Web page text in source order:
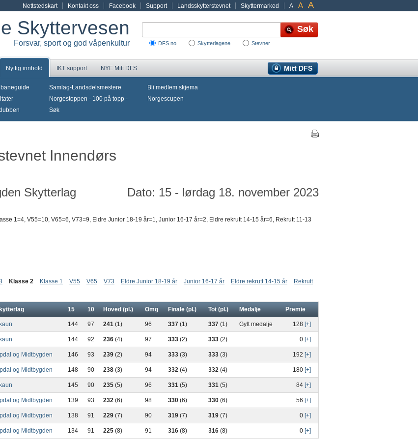
A A A
Nettstedskart Kontakt oss Facebook Support Landsskytterstevnet Skyttermarked
Skyttervesen
Forsvar, sport og god våpenkultur DFS.no Skytterlagene Stevner
Nyttig innhold IKT support Mitt DFS
NYE Mitt DFS
Samlag-Landsdelsmestere
Norgestoppen - 100 på topp -
Søk
Bli medlem skjema
Norgescupen
Innendørs
Skytterlag Dato: 15 - lørdag 18. november 2023
1=4, V55=10, V65=6, V73=9, Eldre Junior 18-19 år=1, Junior 16-17 år=2, Eldre rekrutt 14-15 år=6, Rekrutt 11-13
Klasse 2 Klasse 1 V55 V65 V73 Eldre Junior 18-19 år Junior 16-17 år Eldre rekrutt 14-15 år
Rekrutt
15 10 Hoved (pl.) Omg Finale (pl.) Tot (pl.) Medalje Premie
144 97 241 (1) 96 337 (1) 337 (1) Gylt medalje 128 [+]
144 92 236 (4) 97 333 (2) 333 (2) 0 [+]
og Midtbygden 146 93 239 (2) 94 333 (3) 333 (3) 192 [+]
og Midtbygden 148 90 238 (3) 94 332 (4) 332 (4) 180 [+]
145 90 235 (5) 96 331 (5) 331 (5) 84 [+]
og Midtbygden 139 93 232 (6) 98 330 (6) 330 (6) 56 [+]
og Midtbygden 138 91 229 (7) 90 319 (7) 319 (7) 0 [+]
og Midtbygden 134 91 225 (8) 91 316 (8) 316 (8) 0 [+]